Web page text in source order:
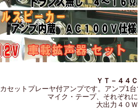
ＹＴ－４４
カセットプレーヤ付アンプです。アンプ1
マイク・テープ、それぞれ
大出力４０